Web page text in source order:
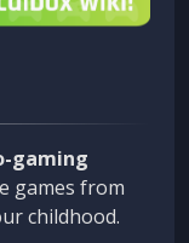
gaming
games from
childhood.